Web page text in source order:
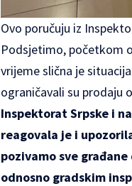
Ovo poručuju iz
Podsjetimo, početkom
vrijeme slična je
ograničavali su prodaju
Inspektorat Srpske i
reagovala je i
pozivamo sve
odnosno gradskim